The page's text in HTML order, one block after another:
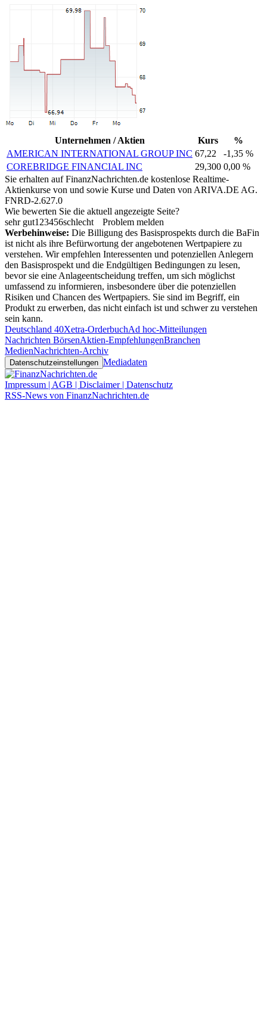
Unternehmen / Aktien Kurs
%
AMERICAN INTERNATIONAL GROUP INC 67,22
-1,35 %
COREBRIDGE FINANCIAL INC
29,300 0,00 %
Sie erhalten auf FinanzNachrichten.de kostenlose Realtime-
Aktienkurse von und sowie Kurse und Daten von ARIVA.DE AG.
FNRD-2.627.0
Wie bewerten Sie die aktuell angezeigte Seite?
sehr gut1 23456schlecht
Problem melden
Werbehinweise: Die Billigung des Basisprospekts durch die BaFin
ist nicht als ihre Befürwortung der angebotenen Wertpapiere zu
verstehen. Wir empfehlen Interessenten und potenziellen Anlegern
den Basisprospekt und die Endgültigen Bedingungen zu lesen,
bevor sie eine Anlageentscheidung treffen, um sich möglichst
umfassend zu informieren, insbesondere über die potenziellen
Risiken und Chancen des Wertpapiers. Sie sind im Begriff, ein
Produkt zu erwerben, das nicht einfach ist und schwer zu verstehen
sein kann.
Deutschland 40Xetra-OrderbuchAd hoc-Mitteilungen
Nachrichten BörsenAktien-EmpfehlungenBranchen
MedienNachrichten-Archiv
Datenschutzeinstellungen Mediadaten
Impressum | AGB | Disclaimer | Datenschutz
RSS-News von FinanzNachrichten.de